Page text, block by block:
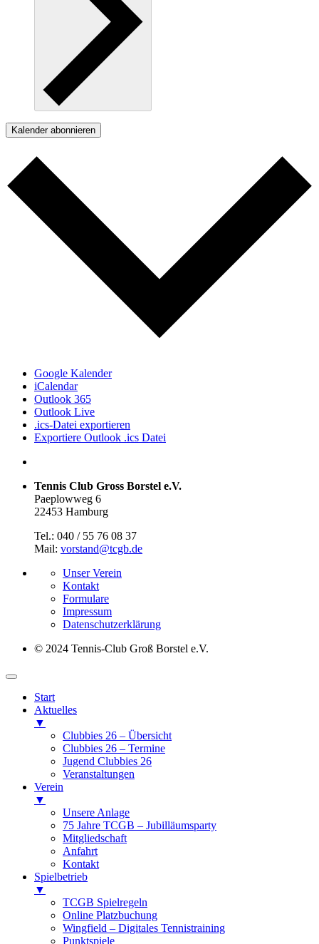
Kalender abonnieren
Google Kalender
iCalendar
Outlook 365
Outlook Live
.ics-Datei exportieren
Exportiere Outlook .ics Datei
Tennis Club Gross Borstel e.V.
Paeplowweg 6
22453 Hamburg
Tel.: 040 / 55 76 08 37
Mail: vorstand@tcgb.de
Unser Verein
Kontakt
Formulare
Impressum
Datenschutz­erklärung
© 2024 Tennis-Club Groß Borstel e.V.
Start
Aktuelles
▼
Clubbies 26 – Übersicht
Clubbies 26 – Termine
Jugend Clubbies 26
Veranstaltungen
Verein
▼
Unsere Anlage
75 Jahre TCGB – Jubilläumsparty
Mitgliedschaft
Anfahrt
Kontakt
Spielbetrieb
▼
TCGB Spielregeln
Online Platzbuchung
Wingfield – Digitales Tennistraining
Punktspiele